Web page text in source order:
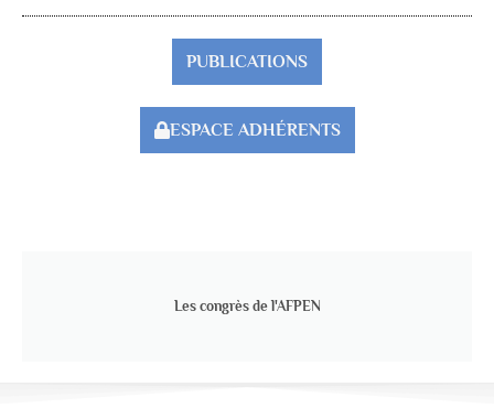
PUBLICATIONS
ESPACE ADHÉRENTS
Les congrès de l'AFPEN